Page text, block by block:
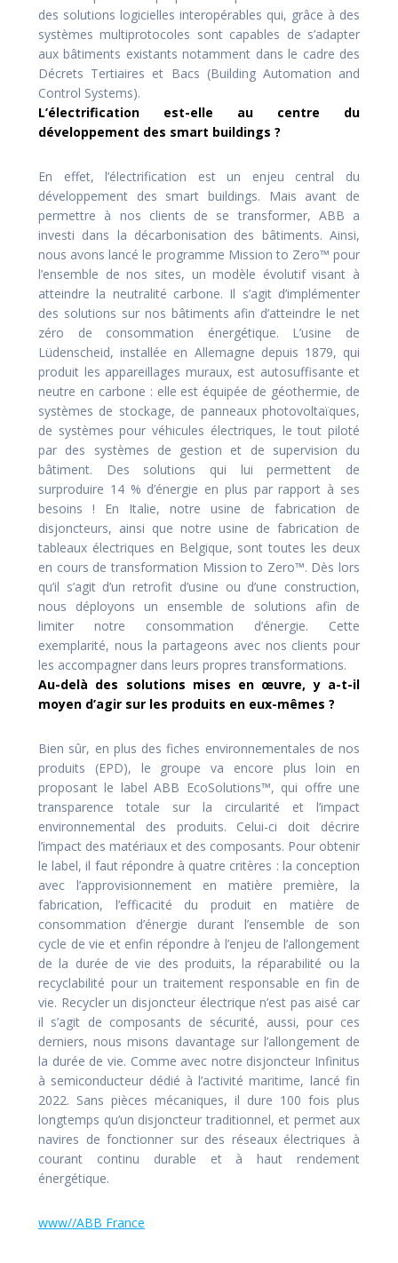
des solutions logicielles interopérables qui, grâce à des
systèmes multiprotocoles sont capables de s’adapter
aux bâtiments existants notamment dans le cadre des
Décrets Tertiaires et Bacs (Building Automation and
Control Systems).
L’électrification est-elle au centre du
développement des smart buildings ?
En effet, l’électrification est un enjeu central du
développement des smart buildings. Mais avant de
permettre à nos clients de se transformer, ABB a
investi dans la décarbonisation des bâtiments. Ainsi,
nous avons lancé le programme Mission to Zero™ pour
l’ensemble de nos sites, un modèle évolutif visant à
atteindre la neutralité carbone. Il s’agit d’implémenter
des solutions sur nos bâtiments afin d’atteindre le net
zéro de consommation énergétique. L’usine de
Lüdenscheid, installée en Allemagne depuis 1879, qui
produit les appareillages muraux, est autosuffisante et
neutre en carbone : elle est équipée de géothermie, de
systèmes de stockage, de panneaux photovoltaïques,
de systèmes pour véhicules électriques, le tout piloté
par des systèmes de gestion et de supervision du
bâtiment. Des solutions qui lui permettent de
surproduire 14 % d’énergie en plus par rapport à ses
besoins ! En Italie, notre usine de fabrication de
disjoncteurs, ainsi que notre usine de fabrication de
tableaux électriques en Belgique, sont toutes les deux
en cours de transformation Mission to Zero™. Dès lors
qu’il s’agit d’un retrofit d’usine ou d’une construction,
nous déployons un ensemble de solutions afin de
limiter notre consommation d’énergie. Cette
exemplarité, nous la partageons avec nos clients pour
les accompagner dans leurs propres transformations.
Au-delà des solutions mises en œuvre, y a-t-il
moyen d’agir sur les produits en eux-mêmes ?
Bien sûr, en plus des fiches environnementales de nos
produits (EPD), le groupe va encore plus loin en
proposant le label ABB EcoSolutions™, qui offre une
transparence totale sur la circularité et l’impact
environnemental des produits. Celui-ci doit décrire
l’impact des matériaux et des composants. Pour obtenir
le label, il faut répondre à quatre critères : la conception
avec l’approvisionnement en matière première, la
fabrication, l’efficacité du produit en matière de
consommation d’énergie durant l’ensemble de son
cycle de vie et enfin répondre à l’enjeu de l’allongement
de la durée de vie des produits, la réparabilité ou la
recyclabilité pour un traitement responsable en fin de
vie. Recycler un disjoncteur électrique n’est pas aisé car
il s’agit de composants de sécurité, aussi, pour ces
derniers, nous misons davantage sur l’allongement de
la durée de vie. Comme avec notre disjoncteur Infinitus
à semiconducteur dédié à l’activité maritime, lancé fin
2022. Sans pièces mécaniques, il dure 100 fois plus
longtemps qu’un disjoncteur traditionnel, et permet aux
navires de fonctionner sur des réseaux électriques à
courant continu durable et à haut rendement
énergétique.
www//ABB France